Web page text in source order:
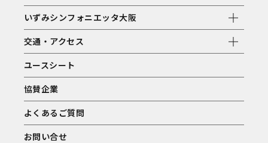
いずみシンフォニエッタ大阪
交通・アクセス
ユースシート
協賛企業
よくあるご質問
お問い合せ